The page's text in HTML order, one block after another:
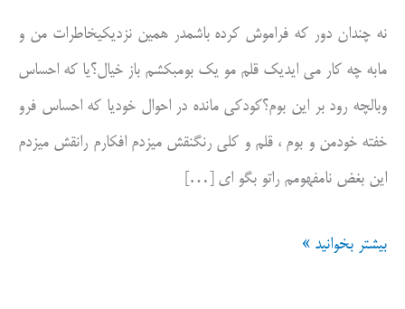
نه چندان دور که فراموش کرده باشمدر همین نزدیکیخاطرات من و
مابه چه کار می ایدیک قلم مو یک بومبکشم باز خیال؟یا که احساس
وبالچه رود بر این بوم؟کودکی مانده در احوال خودیا که احساس فرو
خفته خودمن و بوم ، قلم و کلی رنگنقش میزدم افکارم رانقش میزدم
این بغض نامفهومم راتو بگو ای […]
گفتگوی
بیشتر بخوانید »